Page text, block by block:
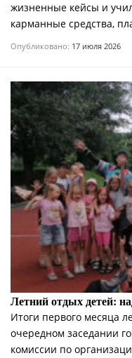
жизненные кейсы и
карманные средства,
Опубликовано: 17 июля 2026
Летний отдых детей:
Итоги первого месяца
очередном заседании
комиссии по